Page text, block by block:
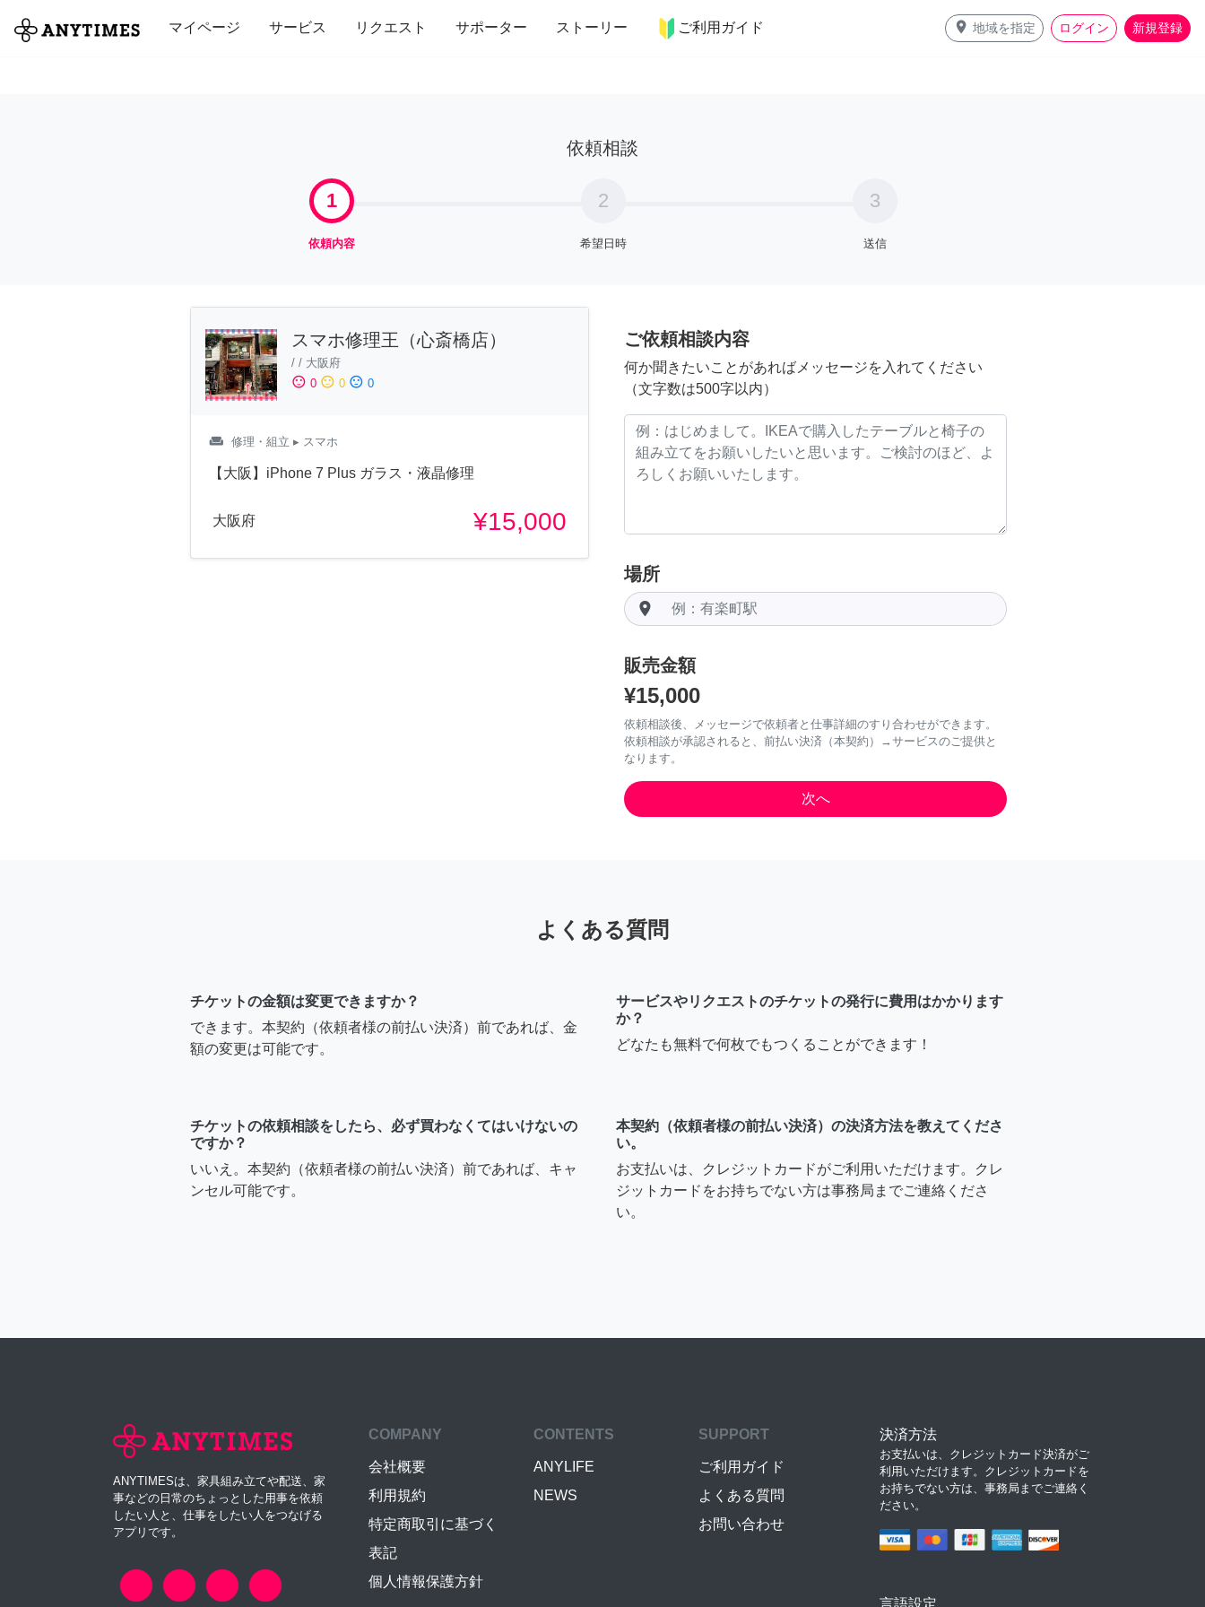
マイページ サービス リクエスト サポーター ストーリー ご利用ガイド place 地域を指定 ログイン 新規登録
全て 修理・組立 家事 引っ越し インテリア 趣味・習い事 ペット 料理
依頼相談
1
依頼内容
2
希望日時
3
送信
スマホ修理王（心斎橋店）
/ / 大阪府
sentiment_satisfied 0 sentiment_neutral 0 sentiment_dissatisfied 0
weekend 修理・組立 ▸ スマホ
【大阪】iPhone 7 Plus ガラス・液晶修理
大阪府 ¥15,000
ご依頼相談内容
何か聞きたいことがあればメッセージを入れてください
（文字数は500字以内）
場所
room
販売金額
¥15,000
依頼相談後、メッセージで依頼者と仕事詳細のすり合わせができます。
依頼相談が承認されると、前払い決済（本契約）→サービスのご提供と
なります。
よくある質問
チケットの金額は変更できますか？
できます。本契約（依頼者様の前払い決済）前であれば、金
額の変更は可能です。
サービスやリクエストのチケットの発行に費用はかかります
か？
どなたも無料で何枚でもつくることができます！
チケットの依頼相談をしたら、必ず買わなくてはいけないの
ですか？
いいえ。本契約（依頼者様の前払い決済）前であれば、キャ
ンセル可能です。
本契約（依頼者様の前払い決済）の決済方法を教えてくださ
い。
お支払いは、クレジットカードがご利用いただけます。クレ
ジットカードをお持ちでない方は事務局までご連絡くださ
い。
ANYTIMESは、家具組み立てや配送、家
事などの日常のちょっとした用事を依頼
したい人と、仕事をしたい人をつなげる
アプリです。
COMPANY
会社概要
利用規約
特定商取引に基づく
表記
個人情報保護方針
CONTENTS
ANYLIFE
NEWS
SUPPORT
ご利用ガイド
よくある質問
お問い合わせ
決済方法
お支払いは、クレジットカード決済がご
利用いただけます。クレジットカードを
お持ちでない方は、事務局までご連絡く
ださい。
言語設定